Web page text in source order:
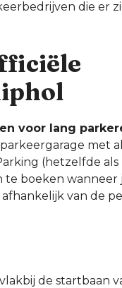
die er
voor lang
met
(hetzelfde
boeken wanneer
van de
de startbaan